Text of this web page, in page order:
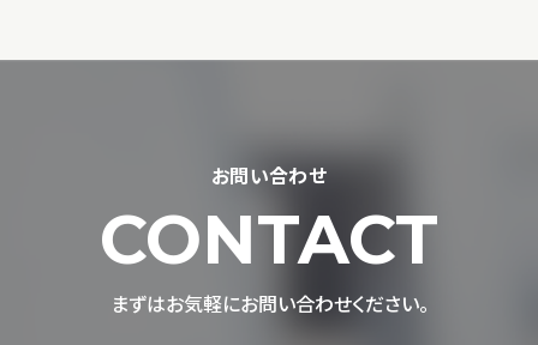
お問い合わせ
CONTACT
まずはお気軽にお問い合わせください。